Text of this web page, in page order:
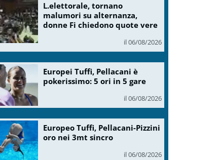
L.elettorale, tornano
malumori su alternanza,
donne Fi chiedono quote vere
il 06/08/2026
Europei Tuffi, Pellacani è
pokerissimo: 5 ori in 5 gare
il 06/08/2026
Europeo Tuffi, Pellacani-Pizzini
oro nei 3mt sincro
il 06/08/2026